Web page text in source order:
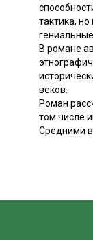
тактика, но
В романе
веков.
Роман
том числе
Средними